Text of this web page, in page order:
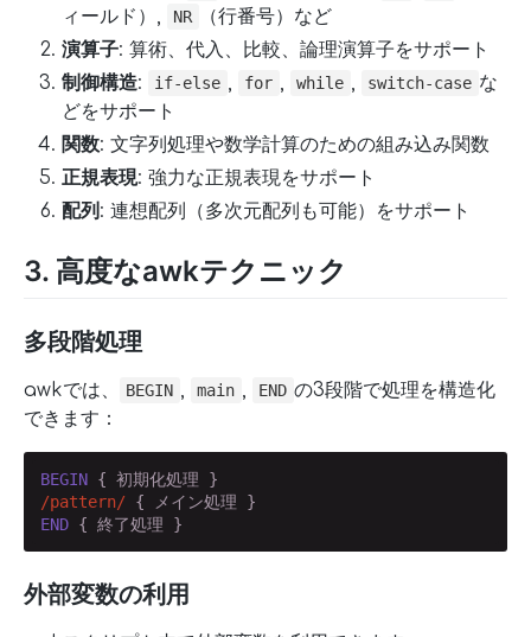
ィールド）,
NR
（行番号）など
演算子: 算術、代入、比較、論理演算子をサポート
制御構造: if-else , for , while , switch-case な
どをサポート
関数: 文字列処理や数学計算のための組み込み関数
正規表現: 強力な正規表現をサポート
配列 : 連想配列（多次元配列も可能）をサポート
3. 高度なawkテクニック
多段階処理
awkでは、 BEGIN , main , END の3段階で処理を構造化
できます：
BEGIN
/pattern/
END { 終了処理 }
外部変数の利用